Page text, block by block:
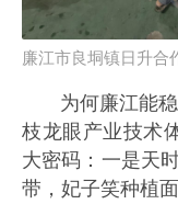
廉江市良垌镇日升合
为何廉江能
枝龙眼产业技术
大密码：一是天
带，妃子笑种植